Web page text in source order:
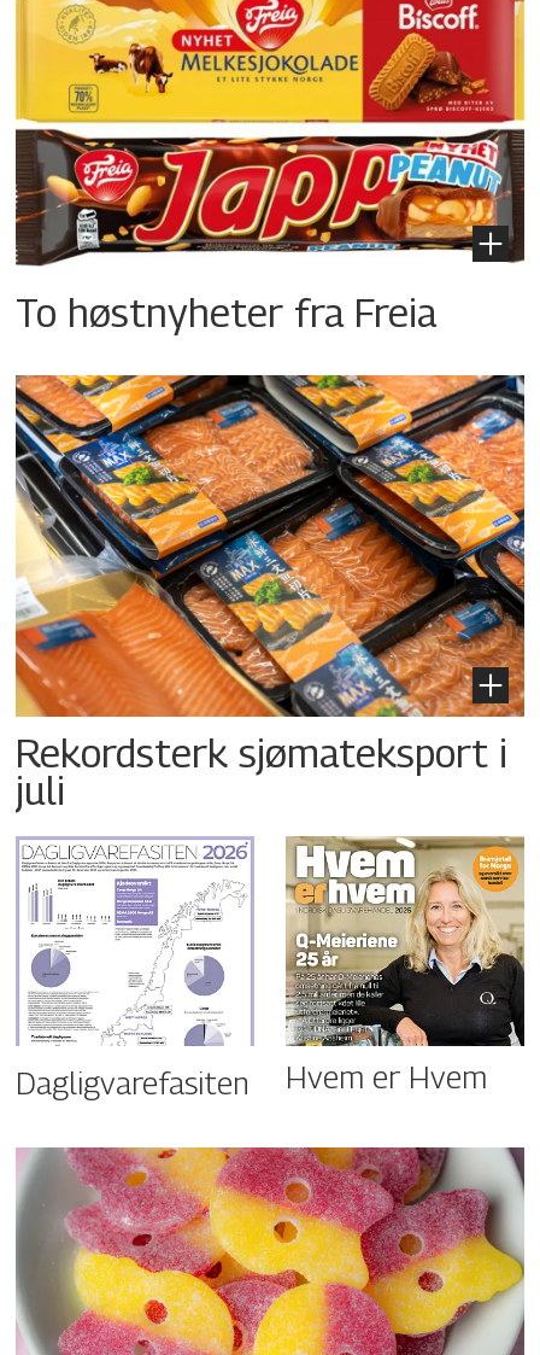
To høstnyheter fra Freia
Rekordsterk sjømateksport i
juli
Dagligvarefasiten Hvem er Hvem